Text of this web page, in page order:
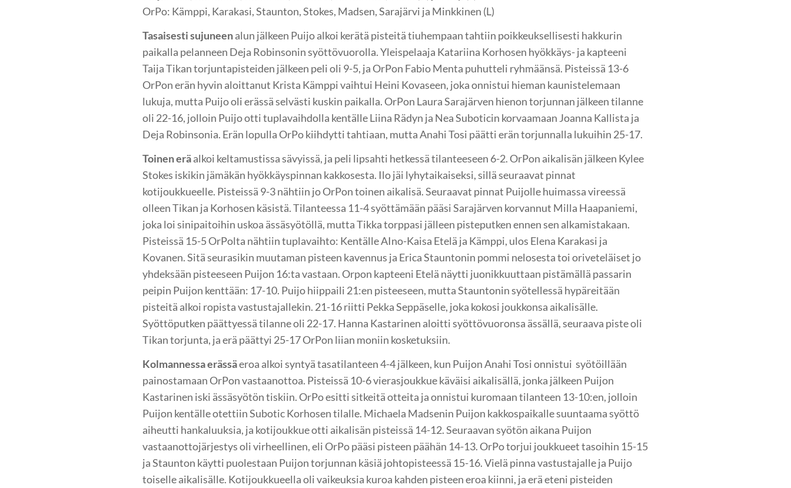
OrPo: Kämppi, Karakasi, Staunton, Stokes, Madsen, Sarajärvi ja Minkkinen (L)
Tasaisesti sujuneenalun jälkeen Puijo alkoi kerätä pisteitä tiuhempaan tahtiin poikkeuksellisesti hakkurin
paikalla pelanneen Deja Robinsonin syöttövuorolla. Yleispelaaja Katariina Korhosen hyökkäys- ja kapteeni
Taija Tikan torjuntapisteiden jälkeen peli oli 9-5, ja OrPon Fabio Menta puhutteli ryhmäänsä. Pisteissä 13-6
OrPon erän hyvin aloittanut Krista Kämppi vaihtui Heini Kovaseen, joka onnistui hieman kaunistelemaan
lukuja, mutta Puijo oli erässä selvästi kuskin paikalla. OrPon Laura Sarajärven hienon torjunnan jälkeen tilanne
oli 22-16, jolloin Puijo otti tuplavaihdolla kentälle Liina Rädyn ja Nea Suboticin korvaamaan Joanna Kallista ja
Deja Robinsonia. Erän lopulla OrPo kiihdytti tahtiaan, mutta Anahi Tosi päätti erän torjunnalla lukuihin 25-17.
Toinen eräalkoi keltamustissa sävyissä, ja peli lipsahti hetkessä tilanteeseen 6-2. OrPon aikalisän jälkeen Kylee
Stokes iskikin jämäkän hyökkäyspinnan kakkosesta. Ilo jäi lyhytaikaiseksi, sillä seuraavat pinnat
kotijoukkueelle. Pisteissä 9-3 nähtiin jo OrPon toinen aikalisä. Seuraavat pinnat Puijolle huimassa vireessä
olleen Tikan ja Korhosen käsistä. Tilanteessa 11-4 syöttämään pääsi Sarajärven korvannut Milla Haapaniemi,
joka loi sinipaitoihin uskoa ässäsyötöllä, mutta Tikka torppasi jälleen pisteputken ennen sen alkamistakaan.
Pisteissä 15-5 OrPolta nähtiin tuplavaihto: Kentälle AIno-Kaisa Etelä ja Kämppi, ulos Elena Karakasi ja
Kovanen. Sitä seurasikin muutaman pisteen kavennus ja Erica Stauntonin pommi nelosesta toi oriveteläiset jo
yhdeksään pisteeseen Puijon 16:ta vastaan. Orpon kapteeni Etelä näytti juonikkuuttaan pistämällä passarin
peipin Puijon kenttään: 17-10. Puijo hiippaili 21:en pisteeseen, mutta Stauntonin syötellessä hypäreitään
pisteitä alkoi ropista vastustajallekin. 21-16 riitti Pekka Seppäselle, joka kokosi joukkonsa aikalisälle.
Syöttöputken päättyessä tilanne oli 22-17. Hanna Kastarinen aloitti syöttövuoronsa ässällä, seuraava piste oli
Tikan torjunta, ja erä päättyi 25-17 OrPon liian moniin kosketuksiin.
Kolmannessa erässäeroa alkoi syntyä tasatilanteen 4-4 jälkeen, kun Puijon Anahi Tosi onnistui syötöillään
painostamaan OrPon vastaanottoa. Pisteissä 10-6 vierasjoukkue käväisi aikalisällä, jonka jälkeen Puijon
Kastarinen iski ässäsyötön tiskiin. OrPo esitti sitkeitä otteita ja onnistui kuromaan tilanteen 13-10:en, jolloin
Puijon kentälle otettiin Subotic Korhosen tilalle. Michaela Madsenin Puijon kakkospaikalle suuntaama syöttö
aiheutti hankaluuksia, ja kotijoukkue otti aikalisän pisteissä 14-12. Seuraavan syötön aikana Puijon
vastaanottojärjestys oli virheellinen, eli OrPo pääsi pisteen päähän 14-13. OrPo torjui joukkueet tasoihin 15-15
ja Staunton käytti puolestaan Puijon torjunnan käsiä johtopisteessä 15-16. Vielä pinna vastustajalle ja Puijo
toiselle aikalisälle. Kotijoukkueella oli vaikeuksia kuroa kahden pisteen eroa kiinni, ja erä eteni pisteiden